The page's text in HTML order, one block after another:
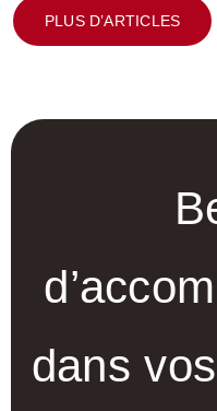
PLUS D’ARTICLES
dans